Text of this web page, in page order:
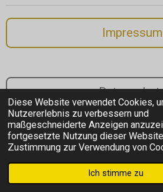
Diese Website verwendet Cookies,
Nutzererlebnis zu verbessern und
maßgeschneiderte Anzeigen
fortgesetzte Nutzung dieser
Zustimmung zur Verwendung von
Ich stimme zu
Impressum
© 2026 Alexandra Scherer - Autorin
Mit Unterstützung von Webador